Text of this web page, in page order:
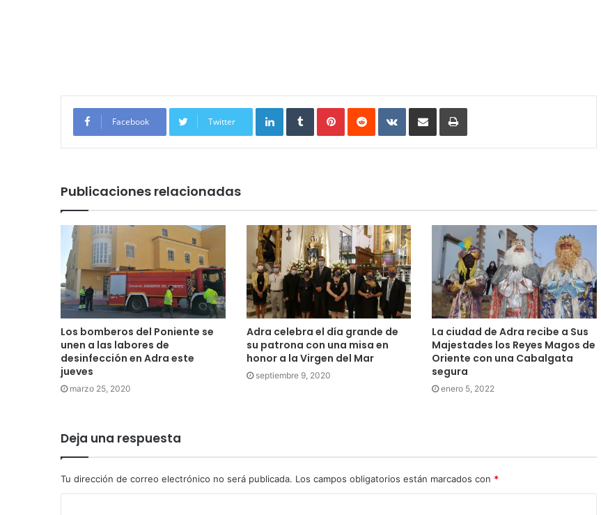
Facebook Twitter
LinkedInTumblrPinterestReddit VKontakteCompartir por correo electrónicoImprimir
Publicaciones relacionadas
Los bomberos del Poniente se
unen a las labores de
desinfección en Adra este
jueves
marzo 25, 2020
Adra celebra el día grande de
su patrona con una misa en
honor a la Virgen del Mar
septiembre 9, 2020
La ciudad de Adra recibe a Sus
Majestades los Reyes Magos de
Oriente con una Cabalgata
segura
enero 5, 2022
Deja una respuesta
Tu dirección de correo electrónico no será publicada. Los campos obligatorios están marcados con *